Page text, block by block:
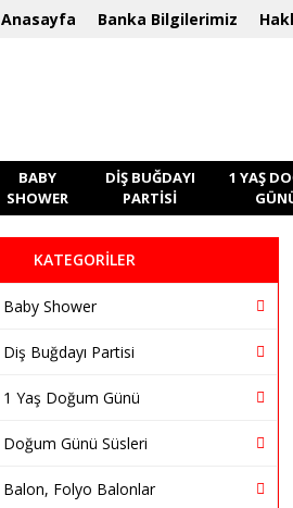
Anasayfa Banka Bilgilerimiz
BABY
SHOWER
DIŞ BUĞDAYI
PARTISI
1 YAŞ
KATEGORİLER
Baby Shower
Diş Buğdayı Partisi
1 Yaş Doğum Günü
Doğum Günü Süsleri
Balon, Folyo Balonlar